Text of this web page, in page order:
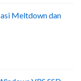
Meltdown dan